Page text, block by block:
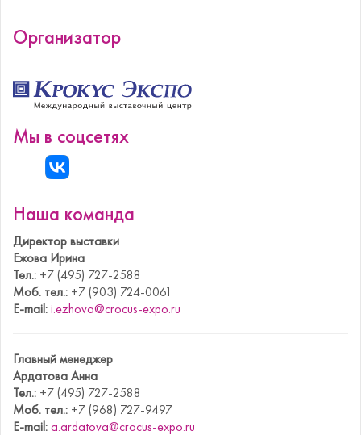
Организатор
Мы в соцсетях
Наша команда
Директор выставки
Ежова Ирина
Тел.: +7 (495) 727-2588
Моб. тел.: +7 (903) 724-0061
E-mail:i.ezhova@crocus-expo.ru
Главный менеджер
Ардатова Анна
Тел.: +7 (495) 727-2588
Моб. тел.: +7 (968) 727-9497
E-mail:a.ardatova@crocus-expo.ru